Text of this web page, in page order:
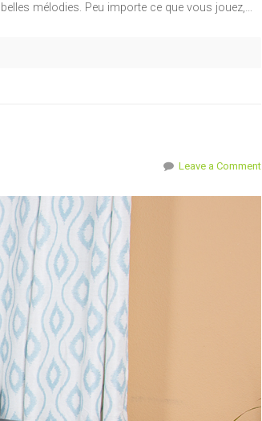
mélodies. Peu importe ce que vous jouez,…
Leave a Comment